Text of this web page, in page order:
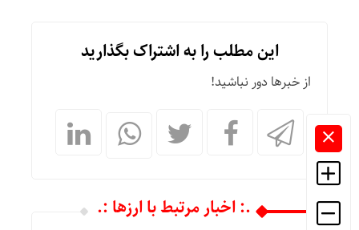
این مطلب را به اشتراک بگذارید
از خبرها دور نباشید!
.: اخبار مرتبط با ارزها :.